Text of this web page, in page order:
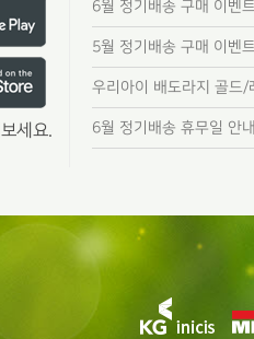
세요.
6월 정기배송 구매 이벤
5월 정기배송 구매 이벤
우리아이 배도라지 골드
6월 정기배송 휴무일 안내